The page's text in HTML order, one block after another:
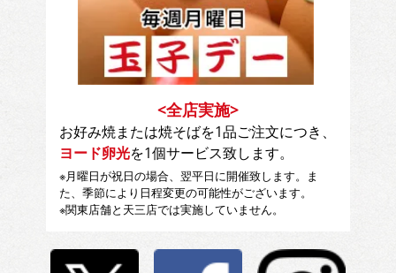
<全店実施>
お好み焼または焼そばを1品ご注文につき、
ヨード卵光を1個サービス致します。
※月曜日が祝日の場合、翌平日に開催致します。ま
た、季節により日程変更の可能性がございます。
※関東店舗と天三店では実施していません。